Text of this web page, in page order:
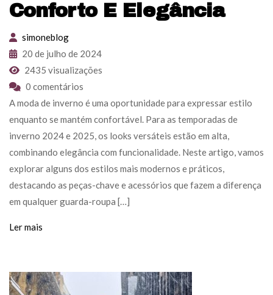
Conforto E Elegância
simoneblog
20 de julho de 2024
2435 visualizações
0 comentários
A moda de inverno é uma oportunidade para expressar estilo
enquanto se mantém confortável. Para as temporadas de
inverno 2024 e 2025, os looks versáteis estão em alta,
combinando elegância com funcionalidade. Neste artigo, vamos
explorar alguns dos estilos mais modernos e práticos,
destacando as peças-chave e acessórios que fazem a diferença
em qualquer guarda-roupa […]
Ler mais